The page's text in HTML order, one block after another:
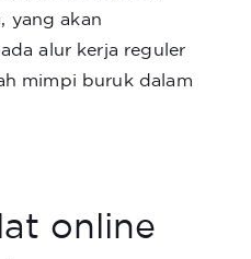
yang akan
alur kerja reguler
mimpi buruk dalam
online